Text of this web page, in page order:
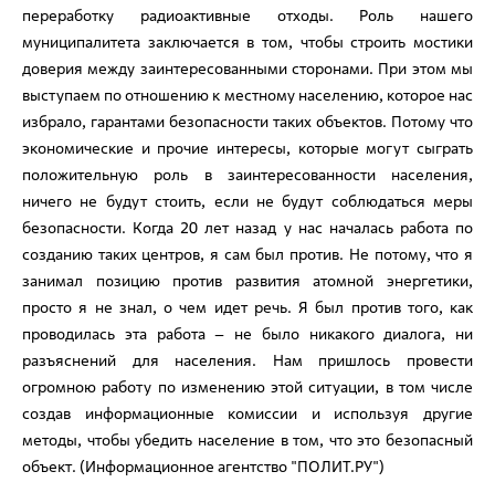
переработку радиоактивные отходы. Роль нашего
муниципалитета заключается в том, чтобы строить мостики
доверия между заинтересованными сторонами. При этом мы
выступаем по отношению к местному населению, которое нас
избрало, гарантами безопасности таких объектов. Потому что
экономические и прочие интересы, которые могут сыграть
положительную роль в заинтересованности населения,
ничего не будут стоить, если не будут соблюдаться меры
безопасности. Когда 20 лет назад у нас началась работа по
созданию таких центров, я сам был против. Не потому, что я
занимал позицию против развития атомной энергетики,
просто я не знал, о чем идет речь. Я был против того, как
проводилась эта работа – не было никакого диалога, ни
разъяснений для населения. Нам пришлось провести
огромною работу по изменению этой ситуации, в том числе
создав информационные комиссии и используя другие
методы, чтобы убедить население в том, что это безопасный
объект. (Информационное агентство "ПОЛИТ.РУ")